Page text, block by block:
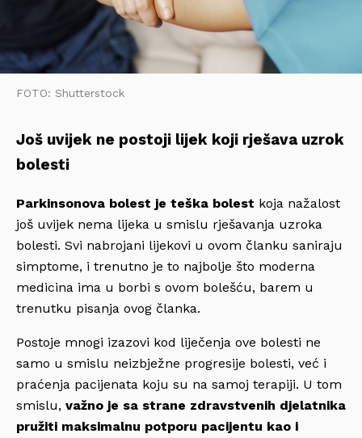
FOTO: Shutterstock
Još uvijek ne postoji lijek koji rješava uzrok
bolesti
Parkinsonova bolest je teška bolest koja nažalost
još uvijek nema lijeka u smislu rješavanja uzroka
bolesti. Svi nabrojani lijekovi u ovom članku saniraju
simptome, i trenutno je to najbolje što moderna
medicina ima u borbi s ovom bolešću, barem u
trenutku pisanja ovog članka.
Postoje mnogi izazovi kod liječenja ove bolesti ne
samo u smislu neizbježne progresije bolesti, već i
praćenja pacijenata koju su na samoj terapiji. U tom
smislu, važno je sa strane zdravstvenih djelatnika
pružiti maksimalnu potporu pacijentu kao i